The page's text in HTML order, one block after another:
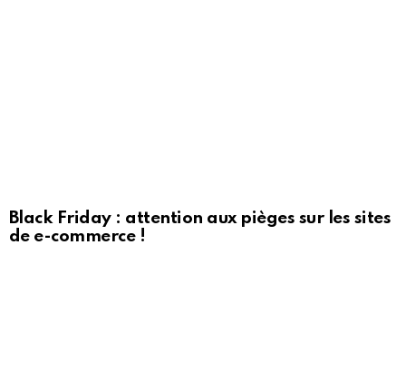
Black Friday : attention aux pièges sur les sites
de e-commerce !